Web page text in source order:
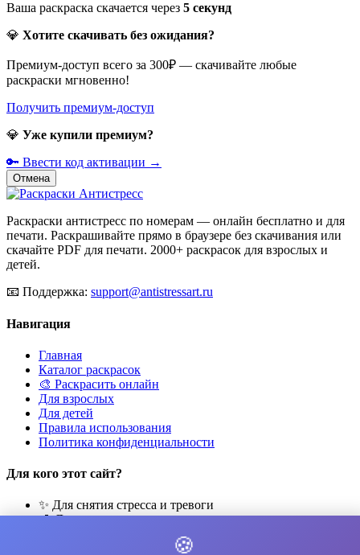
Ваша раскраска скачается через 5 секунд
💎 Хотите скачивать без ожидания?
Премиум-доступ всего за 300₽ — скачивайте любые
раскраски мгновенно!
Получить премиум-доступ
💎 Уже купили премиум?
🔑 Ввести код активации →
Отмена
Раскраски антистресс по номерам — онлайн бесплатно и для
печати. Раскрашивайте прямо в браузере без скачивания или
скачайте PDF для печати. 2000+ раскрасок для взрослых и
детей.
📧 Поддержка: support@antistressart.ru
Навигация
Главная
Каталог раскрасок
🎨 Раскрасить онлайн
Для взрослых
Для детей
Правила использования
Политика конфиденциальности
Для кого этот сайт?
✨ Для снятия стресса и тревоги
🎨 Для развития креативности
🧘 Для медитации и расслабления
👨‍👩‍👧‍👦 Для семейного досуга
🍪